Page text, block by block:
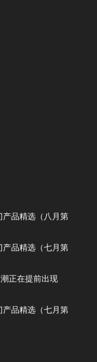
品精选（八月第
品精选（七月第
正在提前出现
品精选（七月第